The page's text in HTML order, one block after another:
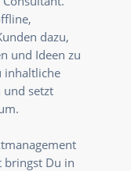
dazu,
und Ideen zu
inhaltliche
und setzt
bringst Du in